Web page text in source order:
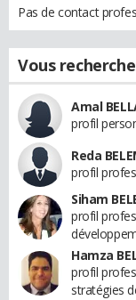
Pas de contact
Vous
Amal
profil
Reda
profil
Siham
profil
Hamza
profil
stratégies